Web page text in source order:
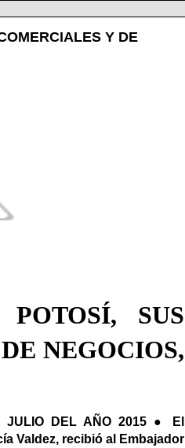
Y DE
SUS
NEGOCIOS,
JULIO DEL AÑO 2015 ● El
Valdez, recibió al Embajador